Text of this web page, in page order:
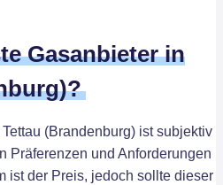
Gasanbieter in
Tettau (Brandenburg) ist subjektiv
Präferenzen und Anforderungen
ist der Preis, jedoch sollte dieser